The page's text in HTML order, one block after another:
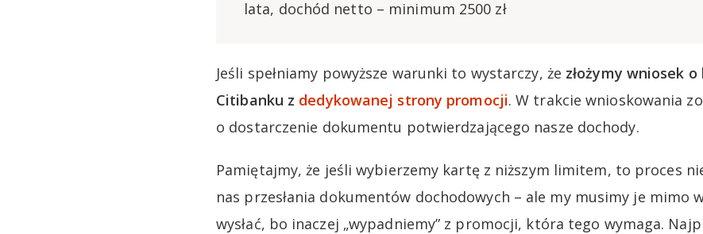
lata, dochód netto – minimum 2500 zł
Jeśli spełniamy powyższe warunki to wystarczy, że złożymy wniosek
Citibanku z dedykowanej strony promocji. W trakcie wnioskowania
o dostarczenie dokumentu potwierdzającego nasze dochody.
Pamiętajmy, że jeśli wybierzemy kartę z niższym limitem, to proces
nas przesłania dokumentów dochodowych – ale my musimy je mimo
wysłać, bo inaczej „wypadniemy” z promocji, która tego wymaga.